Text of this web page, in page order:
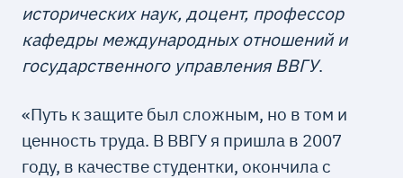
исторических наук, доцент, профессор
кафедры международных отношений и
государственного управления ВВГУ.
«Путь к защите был сложным, но в том и
ценность труда. В ВВГУ я пришла в 2007
году, в качестве студентки, окончила с